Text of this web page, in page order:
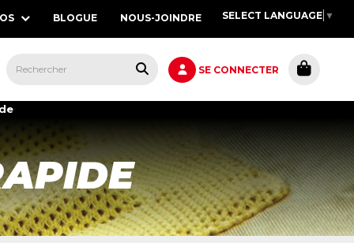
BLOGUE NOUS-JOINDRE SELECT LANGUAGE ▼
SE CONNECTER